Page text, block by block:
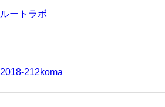
ルートラボ
2018-212koma